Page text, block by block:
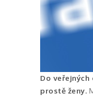
Do
prostě ženy.